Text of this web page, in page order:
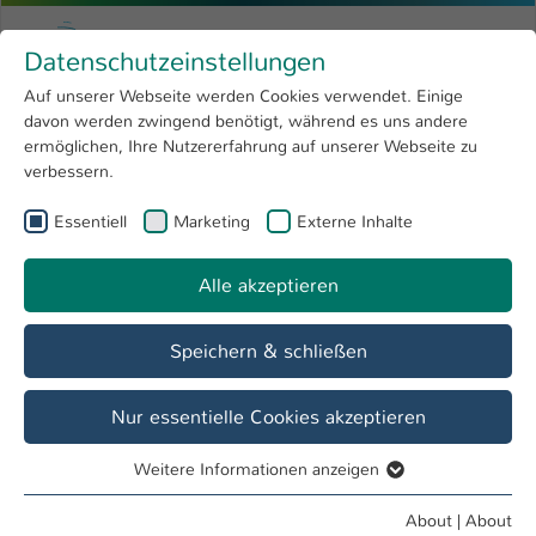
Menu
Research 4
Open submenu
University
International
Skip to main content
University of Applied Sciences
You are here: Duales praxisorientiertes Ingenieurstudium - besser geht´s nicht
Ohne Elektrotechnik bewegt sich nichts
Bachelor Elektrotechnik - Dual
Datenschutzeinstellungen
Auf unserer Webseite werden Cookies verwendet. Einige
davon werden zwingend benötigt, während es uns andere
ermöglichen, Ihre Nutzererfahrung auf unserer Webseite zu
verbessern.
Essentiell Marketing Externe Inhalte
Alle akzeptieren
Speichern & schließen
Nur essentielle Cookies akzeptieren
Essentielle Cookies werden für grundlegende Funktionen
Weitere Informationen anzeigen
About | About